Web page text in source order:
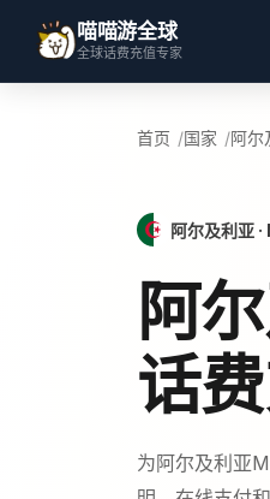
喵喵游全球
全球话费充值专家
首页 国家 阿尔
阿尔及利亚
阿
话
为阿尔及利亚